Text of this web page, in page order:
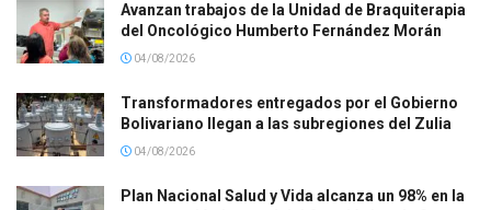
Avanzan trabajos de la Unidad de Braquiterapia
del Oncológico Humberto Fernández Morán
04/08/2026
Transformadores entregados por el Gobierno
Bolivariano llegan a las subregiones del Zulia
04/08/2026
Plan Nacional Salud y Vida alcanza un 98% en la